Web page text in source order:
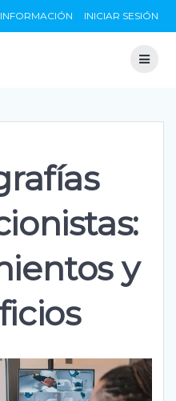
INICIAR SESIÓN
y